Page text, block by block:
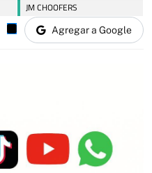
JM CHOOFERS
Agregar a Google